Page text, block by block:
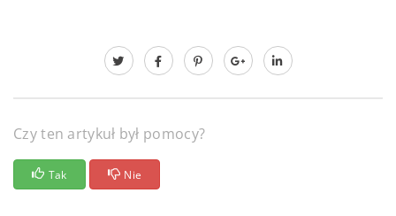
Czy ten artykuł był pomocy?
Tak Nie